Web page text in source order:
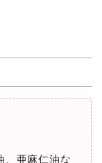
、亜麻仁油な